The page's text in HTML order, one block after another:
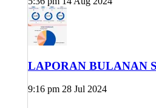
LAPORAN BULANAN
9:16 pm 28 Jul 2024